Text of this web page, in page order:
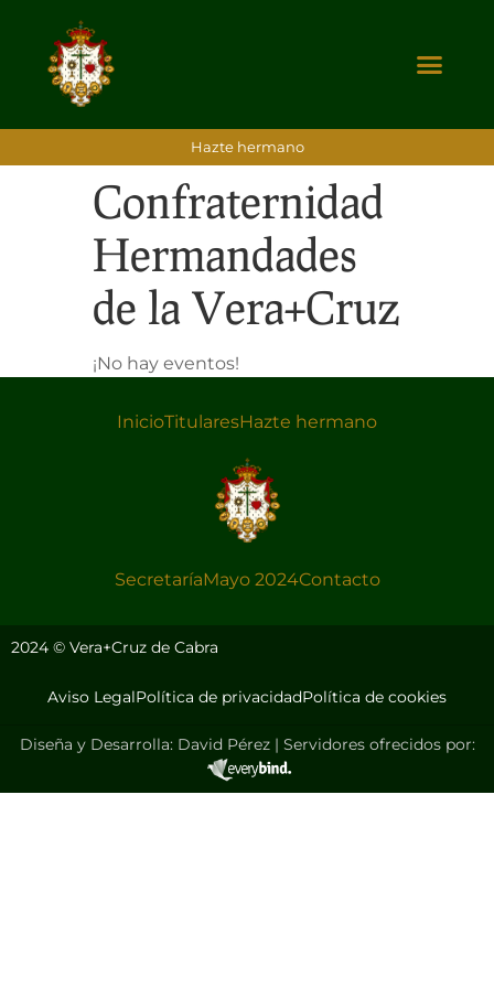
Hazte hermano
Confraternidad
Hermandades
de la Vera+Cruz
¡No hay eventos!
InicioTitularesHazte hermano
SecretaríaMayo 2024Contacto
2024 © Vera+Cruz de Cabra
Aviso LegalPolítica de privacidadPolítica de cookies
Diseña y Desarrolla: David Pérez | Servidores ofrecidos por: